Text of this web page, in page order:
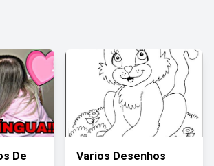
De
Varios Desenhos